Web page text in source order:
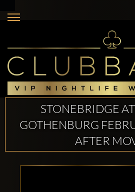
STONEBRIDGE
GOTHENBURG
AFTER